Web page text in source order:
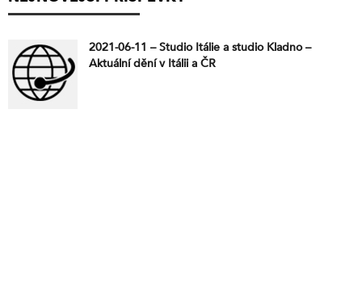
2021-06-11 – Studio Itálie a studio Kladno –
Aktuální dění v Itálii a ČR